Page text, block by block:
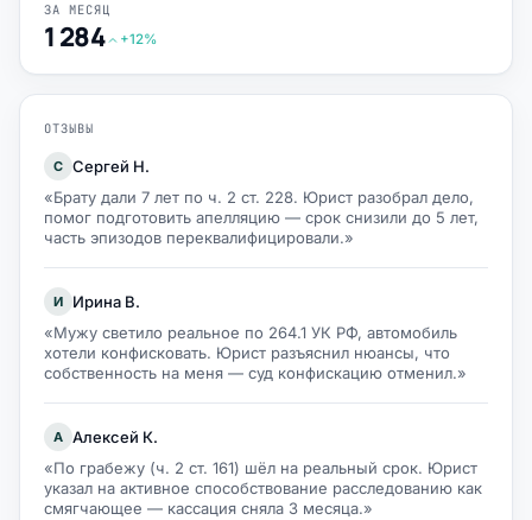
ЗА МЕСЯЦ
1 284 +12%
ОТЗЫВЫ
С Сергей Н.
«Брату дали 7 лет по ч. 2 ст. 228. Юрист разобрал дело,
помог подготовить апелляцию — срок снизили до 5 лет,
часть эпизодов переквалифицировали.»
И
Ирина В.
«Мужу светило реальное по 264.1 УК РФ, автомобиль
хотели конфисковать. Юрист разъяснил нюансы, что
собственность на меня — суд конфискацию отменил.»
А Алексей К.
«По грабежу (ч. 2 ст. 161) шёл на реальный срок. Юрист
указал на активное способствование расследованию как
смягчающее — кассация сняла 3 месяца.»